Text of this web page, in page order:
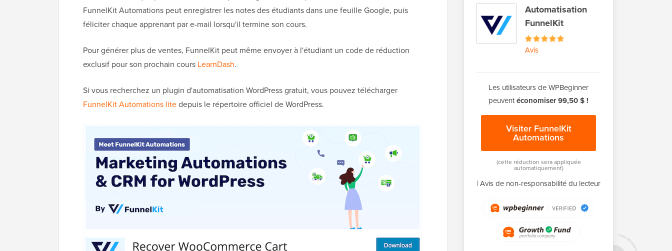
FunnelKit Automations peut enregistrer les notes des étudiants dans une feuille Google, puis
féliciter chaque apprenant par e-mail lorsqu'il termine son cours.
Pour générer plus de ventes, FunnelKit peut même envoyer à l'étudiant un code de réduction
exclusif pour son prochain cours LearnDash.
Si vous recherchez un plugin d'automatisation WordPress gratuit, vous pouvez télécharger
FunnelKit Automations litedepuis le répertoire officiel de WordPress.
Automatisation
FunnelKit
Avis
Les utilisateurs de WPBeginner
peuventéconomiser 99,50 $ !
Visiter FunnelKit
Automations
(cette réduction sera appliquée
automatiquement)
| Avis de non-responsabilité du lecteur